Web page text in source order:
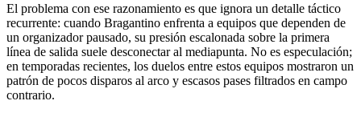
El problema con ese razonamiento es que ignora un detalle táctico
recurrente: cuando Bragantino enfrenta a equipos que dependen de
un organizador pausado, su presión escalonada sobre la primera
línea de salida suele desconectar al mediapunta. No es especulación;
en temporadas recientes, los duelos entre estos equipos mostraron un
patrón de pocos disparos al arco y escasos pases filtrados en campo
contrario.